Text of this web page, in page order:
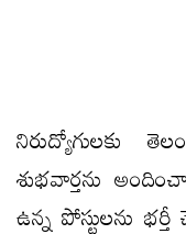
నిరుద్యోగులకు
శుభవార్తను
ఉన్న పోస్టులను